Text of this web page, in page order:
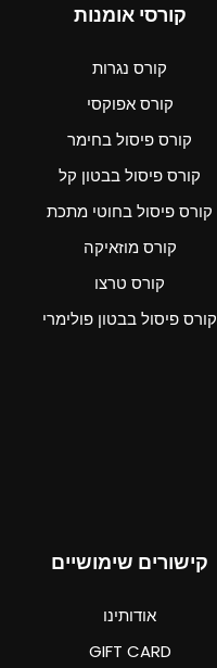
קורסי אומנות
קורס נגרות
קורס אפוקסי
קורס פיסול בחימר
קורס פיסול בבטון קל
קורס פיסול בחוטי מתכת
קורס מוזאיקה
קורס טרצו
קורס פיסול בבטון פולימרי
קישורים שימושיים
אודותינו
GIFT CARD